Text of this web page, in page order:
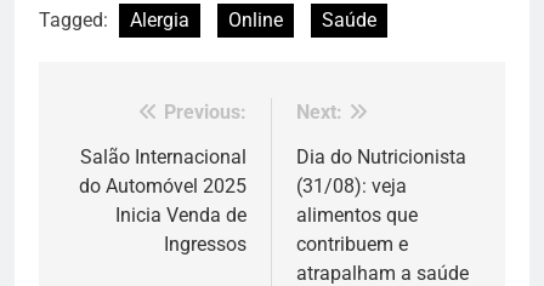
Tagged: Alergia Online Saúde
Navegação
de
Post
Previous:
Salão Internacional
do Automóvel 2025
Inicia Venda de
Ingressos
Next:
Dia do Nutricionista
(31/08): veja
alimentos que
contribuem e
atrapalham a saúde